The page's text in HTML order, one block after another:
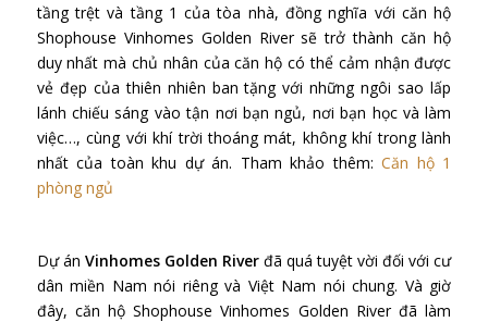
tầng trệt và tầng 1 của tòa nhà, đồng nghĩa với căn hộ
Shophouse Vinhomes Golden River sẽ trở thành căn hộ
duy nhất mà chủ nhân của căn hộ có thể cảm nhận được
vẻ đẹp của thiên nhiên ban tặng với những ngôi sao lấp
lánh chiếu sáng vào tận nơi bạn ngủ, nơi bạn học và làm
việc…, cùng với khí trời thoáng mát, không khí trong lành
nhất của toàn khu dự án. Tham khảo thêm:Căn hộ 1
phòng ngủ
Dự án Vinhomes Golden Riverđã quá tuyệt vời đối với cư
dân miền Nam nói riêng và Việt Nam nói chung. Và giờ
đây, căn hộ Shophouse Vinhomes Golden River đã làm